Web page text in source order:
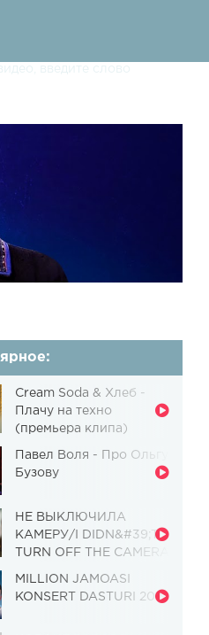
Cream Soda & Хлеб -
Плачу на техно
(премьера клипа)
Павел Воля - Про Ольгу
Бузову
НЕ ВЫКЛЮЧИЛА
КАМЕРУ/I DIDN&#39;T
TURN OFF THE CAMERA
Чудовище] (Выпуск 110)
MILLION JAMOASI
KONSERT DASTURI 2019